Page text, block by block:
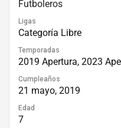
Futboleros
Ligas
Categoría Libre
Temporadas
2019 Apertura, 2023
Cumpleaños
21 mayo, 2019
Edad
7